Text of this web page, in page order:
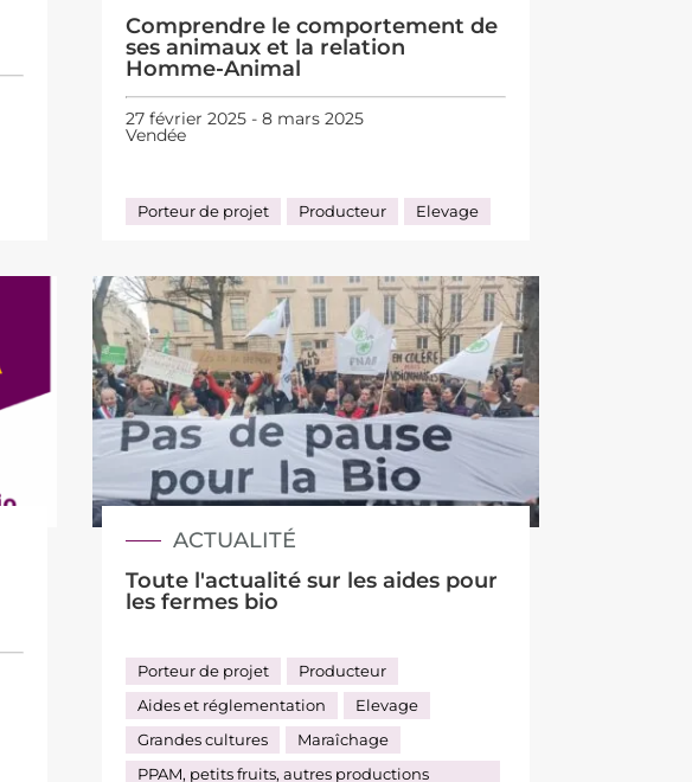
Comprendre le comportement de
ses animaux et la relation
Homme-Animal
27 février 2025 - 8 mars 2025
Vendée
Porteur de projet Producteur Elevage
ACTUALITÉ
Toute l'actualité sur les aides pour
les fermes bio
Porteur de projet
Producteur
Aides et réglementation
Elevage
Grandes cultures
Maraîchage
PPAM, petits fruits, autres productions